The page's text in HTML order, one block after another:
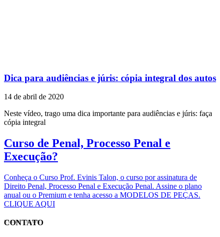
Dica para audiências e júris: cópia integral dos autos
14 de abril de 2020
Neste vídeo, trago uma dica importante para audiências e júris: faça
cópia integral
Curso de Penal, Processo Penal e
Execução?
Conheça o Curso Prof. Evinis Talon, o curso por assinatura de
Direito Penal, Processo Penal e Execução Penal. Assine o plano
anual ou o Premium e tenha acesso a MODELOS DE PEÇAS.
CLIQUE AQUI
EVINIS TALON
CONTATO